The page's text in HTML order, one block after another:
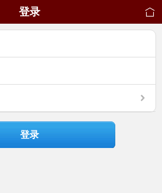
登录
登录